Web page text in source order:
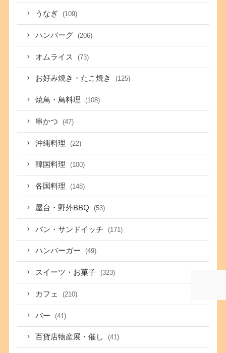
うなぎ (109)
ハンバーグ (206)
オムライス (73)
お好み焼き・たこ焼き (125)
焼鳥・鳥料理 (108)
串かつ (47)
沖縄料理 (22)
韓国料理 (100)
各国料理 (148)
屋台・野外BBQ (53)
パン・サンドイッチ (171)
ハンバーガー (49)
スイーツ・お菓子 (323)
カフェ (210)
バー (41)
百貨店物産展・催し (41)